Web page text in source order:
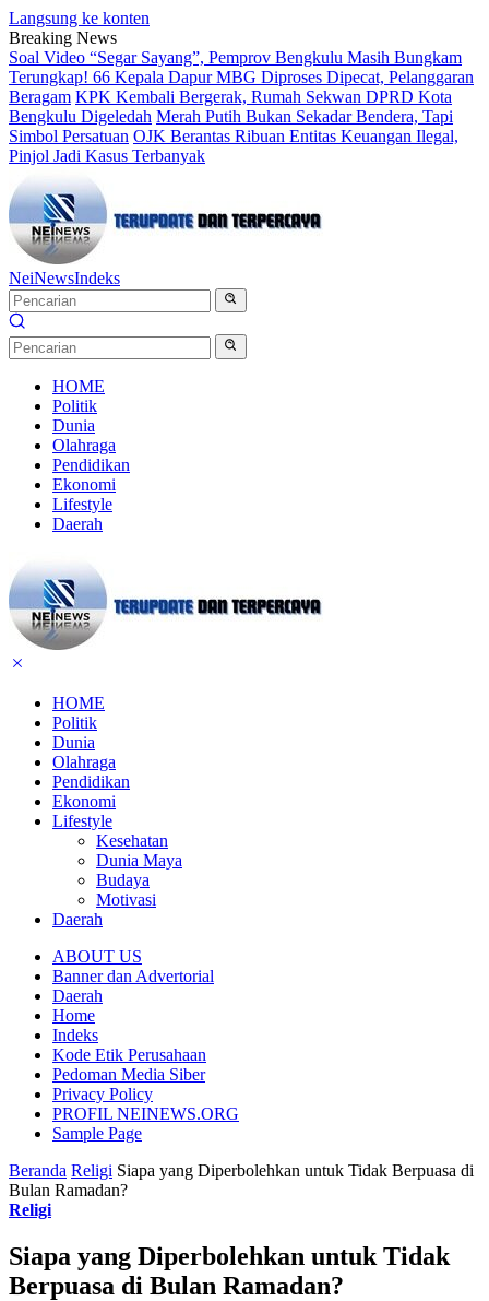
Langsung ke konten
Breaking News
Soal Video “Segar Sayang”, Pemprov Bengkulu Masih Bungkam
Terungkap! 66 Kepala Dapur MBG Diproses Dipecat, Pelanggaran
Beragam KPK Kembali Bergerak, Rumah Sekwan DPRD Kota
Bengkulu Digeledah Merah Putih Bukan Sekadar Bendera, Tapi
Simbol Persatuan OJK Berantas Ribuan Entitas Keuangan Ilegal,
Pinjol Jadi Kasus Terbanyak
NeiNewsIndeks
HOME
Politik
Dunia
Olahraga
Pendidikan
Ekonomi
Lifestyle
Daerah
HOME
Politik
Dunia
Olahraga
Pendidikan
Ekonomi
Lifestyle
Kesehatan
Dunia Maya
Budaya
Motivasi
Daerah
ABOUT US
Banner dan Advertorial
Daerah
Home
Indeks
Kode Etik Perusahaan
Pedoman Media Siber
Privacy Policy
PROFIL NEINEWS.ORG
Sample Page
Beranda Religi Siapa yang Diperbolehkan untuk Tidak Berpuasa di
Bulan Ramadan?
Religi
Siapa yang Diperbolehkan untuk Tidak
Berpuasa di Bulan Ramadan?